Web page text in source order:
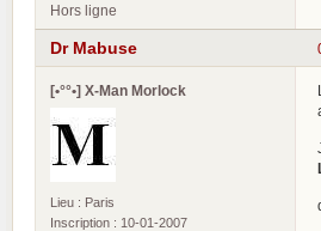
Hors ligne
Dr Mabuse
[•°°•] X-Man Morlock
Lieu : Paris
Inscription : 10-01-2007